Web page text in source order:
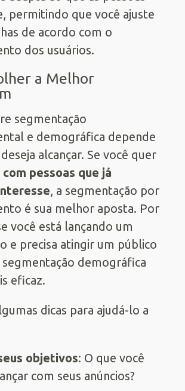
permitindo que você ajuste
de acordo com o
dos usuários.
a Melhor
segmentação
e demográfica depende
alcançar. Se você quer
pessoas que já
, a segmentação por
é sua melhor aposta. Por
você está lançando um
e precisa atingir um público
demográfica
eficaz.
dicas para ajudá-lo a
objetivos: O que você
com seus anúncios?